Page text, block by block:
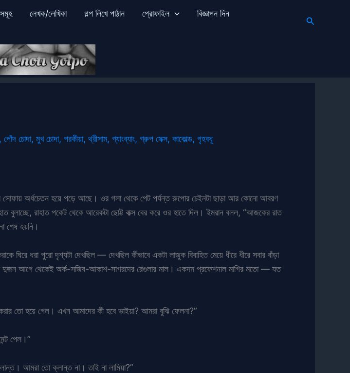
লেখক/লেখিকা গল্প লিখে পাঠান প্রোফাইল
বিজ্ঞাপন দিন
Search
, পোঁদ চোদা, মুখ চোদা, পরকীয়া, থ্রীসাম, গ্যাংব্যাং, গ্রুপ সেক্স, কাকোল্ড, গৃহবধূ
সোফায় অর্ধচেতন হয়ে পড়ে আছে। ওর গলা থেকে পেট পর্যন্ত রুপোর চেইনটা ছাড়া আর কোনো আবরণ
রাহাত পকেট থেকে আরেকটা ছোট্ট বাক্স বের করে ওর হাতে দিল। ইমরান বলল, “আজকের রাত
শেষ হয়নি।
ঘিরে ধরা পুরো দৃশ্যটা দেখছিল — দেখছিল কীভাবে একটা লাজুক বিবাহিত মেয়ে ধীরে ধীরে সবার বাঁড়া
দুজন আগে থেকেই অর্ক-সজিব-আকাশ-সাগরদের রেগুলার মাল। একদম প্রফেশনাল মাগির মতো — যত
তো হয়ে গেল। এখন আমাদের কী হবে ভাইয়া? আমরা বুঝি ফেলনা?”
পেল।”
আমরা তো ক্লান্ত না। তাই না লামিয়া?”